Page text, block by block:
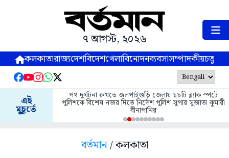
৭ আগস্ট, ২০২৬
কলকাতারাজ্যদেশবিদেশখেলাবিনোদনব্যবসাসম্পাদকীয়
এই
মুহূর্তে
পথ দুর্ঘটনা রুখতে জলপাইগুড়ি জেলায় ১৮টি ব্ল্যাক স্পটে
পুলিশকে বিশেষ নজর দিতে নির্দেশ পুলিশ সুপার সুজাতা কুমারী
বীনাপানির
বর্তমান/ কলকাতা